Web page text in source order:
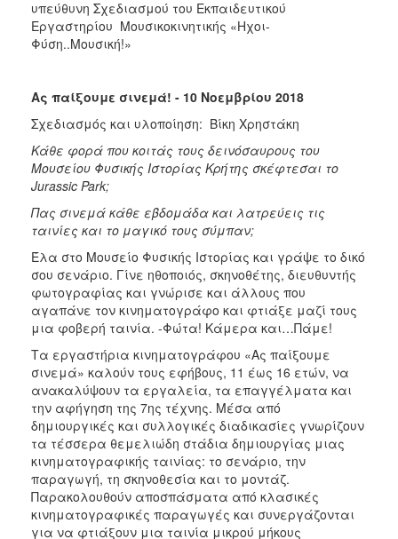
υπεύθυνη Σχεδιασμού του Εκπαιδευτικού
Εργαστηρίου Μουσικοκινητικής «Ηχοι-
Φύση..Μουσική!»
Ας παίξουμε σινεμά! - 10 Νοεμβρίου 2018
Σχεδιασμός και υλοποίηση: Βίκη Χρηστάκη
Κάθε φορά που κοιτάς τους δεινόσαυρους του
Μουσείου Φυσικής Ιστορίας Κρήτης σκέφτεσαι το
Jurassic Park;
Πας σινεμά κάθε εβδομάδα και λατρεύεις τις
ταινίες και το μαγικό τους σύμπαν;
Έλα στο Μουσείο Φυσικής Ιστορίας και γράψε το δικό
σου σενάριο. Γίνε ηθοποιός, σκηνοθέτης, διευθυντής
φωτογραφίας και γνώρισε και άλλους που
αγαπάνε τον κινηματογράφο και φτιάξε μαζί τους
μια φοβερή ταινία. -Φώτα! Κάμερα και…Πάμε!
Τα εργαστήρια κινηματογράφου «Ας παίξουμε
σινεμά» καλούν τους εφήβους, 11 έως 16 ετών, να
ανακαλύψουν τα εργαλεία, τα επαγγέλματα και
την αφήγηση της 7ης τέχνης. Μέσα από
δημιουργικές και συλλογικές διαδικασίες γνωρίζουν
τα τέσσερα θεμελιώδη στάδια δημιουργίας μιας
κινηματογραφικής ταινίας: το σενάριο, την
παραγωγή, τη σκηνοθεσία και το μοντάζ.
Παρακολουθούν αποσπάσματα από κλασικές
κινηματογραφικές παραγωγές και συνεργάζονται
για να φτιάξουν μια ταινία μικρού μήκους